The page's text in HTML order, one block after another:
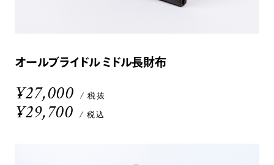
オールブライドル ミドル長財布
¥27,000 / 税抜
¥29,700 / 税込